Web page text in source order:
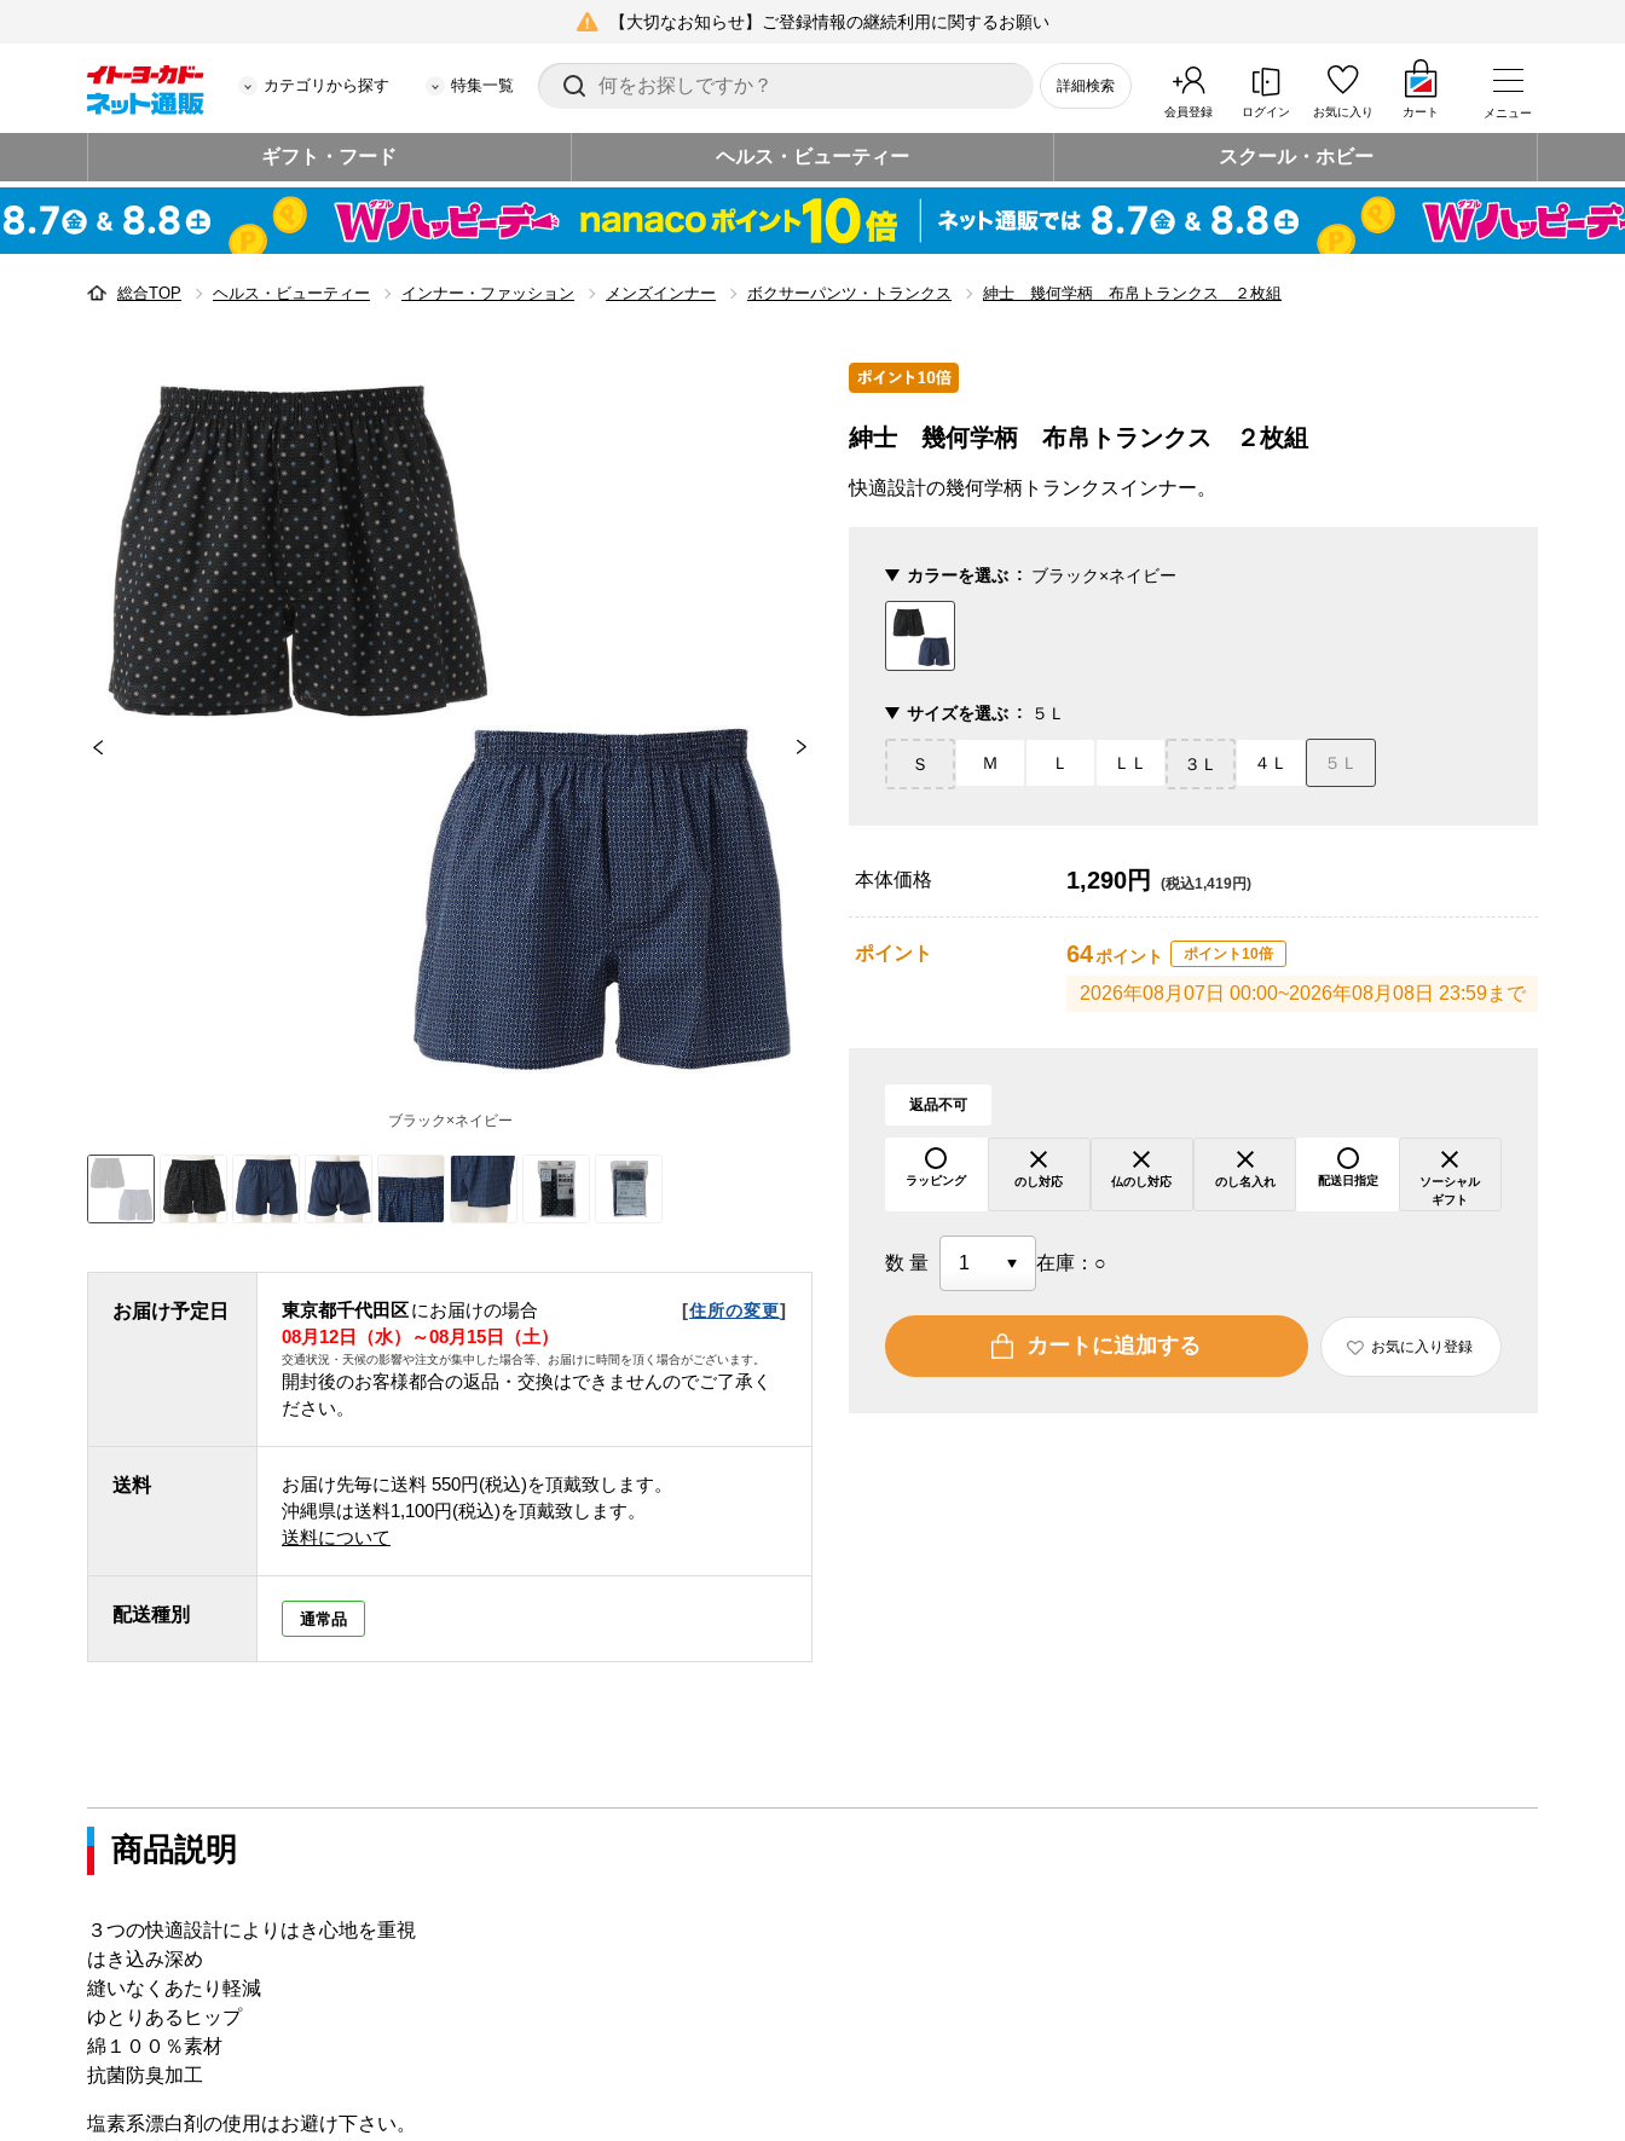
【大切なお知らせ】ご登録情報の継続利用に関するお願い
カテゴリから探す 特集一覧 詳細検索
会員登録 ログイン お気に入り カート メニュー
ギフト・フード ヘルス・ビューティー スクール・ホビー
総合TOP ヘルス・ビューティー インナー・ファッション メンズインナー ボクサーパンツ・トランクス 紳士 幾何学柄 布帛トランクス ２枚組
ブラック×ネイビー
お届け予定日 東京都千代田区にお届けの場合 [住所の変更]
08月12日（水）～08月15日（土）
交通状況・天候の影響や注文が集中した場合等、お届けに時間を頂く場合がございます。
開封後のお客様都合の返品・交換はできませんのでご了承く
ださい。
送料 お届け先毎に送料 550円(税込)を頂戴致します。
沖縄県は送料1,100円(税込)を頂戴致します。
送料について
配送種別 通常品
紳士 幾何学柄 布帛トランクス ２枚組
快適設計の幾何学柄トランクスインナー。
カラーを選ぶ ブラック×ネイビー
サイズを選ぶ ５Ｌ
Ｓ Ｍ Ｌ ＬＬ ３Ｌ ４Ｌ ５Ｌ
本体価格 1,290円 (税込1,419円)
ポイント 64ポイント ポイント10倍
2026年08月07日 00:00~2026年08月08日 23:59まで
返品不可
ラッピング のし対応 仏のし対応 のし名入れ 配送日指定
ソーシャル
ギフト
数量 在庫： ○
カートに追加する お気に入り登録
商品説明
３つの快適設計によりはき心地を重視
はき込み深め
縫いなくあたり軽減
ゆとりあるヒップ
綿１００％素材
抗菌防臭加工
塩素系漂白剤の使用はお避け下さい。